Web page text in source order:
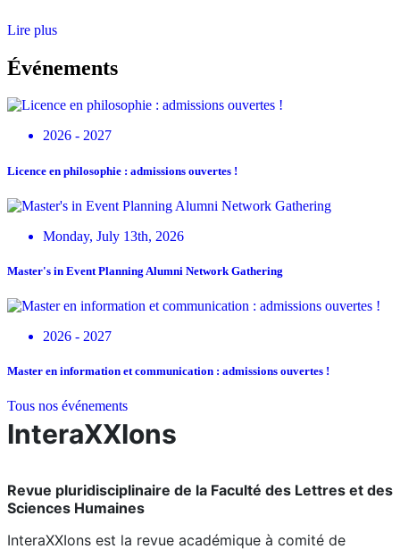
Lire plus
Événements
2026 - 2027
Licence en philosophie : admissions ouvertes !
Monday, July 13th, 2026
Master's in Event Planning Alumni Network Gathering
2026 - 2027
Master en information et communication : admissions ouvertes !
Tous nos événements
InteraXXIons
Revue pluridisciplinaire de la Faculté des Lettres et des
Sciences Humaines
InteraXXIons est la revue académique à comité de